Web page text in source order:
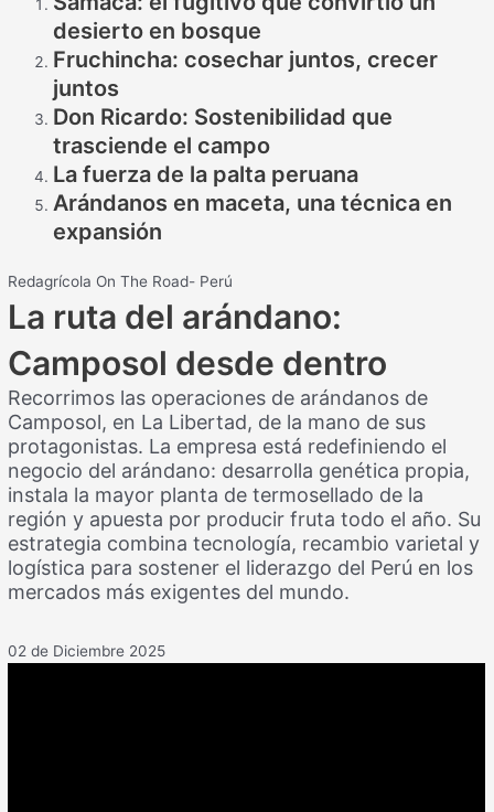
desierto en bosque
Fruchincha: cosechar juntos, crecer
juntos
Don Ricardo: Sostenibilidad que
trasciende el campo
La fuerza de la palta peruana
Arándanos en maceta, una técnica en
expansión
Redagrícola On The Road- Perú
La ruta del arándano:
Camposol desde dentro
Recorrimos las operaciones de arándanos de
Camposol, en La Libertad, de la mano de sus
protagonistas. La empresa está redefiniendo el
negocio del arándano: desarrolla genética propia,
instala la mayor planta de termosellado de la
región y apuesta por producir fruta todo el año. Su
estrategia combina tecnología, recambio varietal y
logística para sostener el liderazgo del Perú en los
mercados más exigentes del mundo.
02 de Diciembre 2025